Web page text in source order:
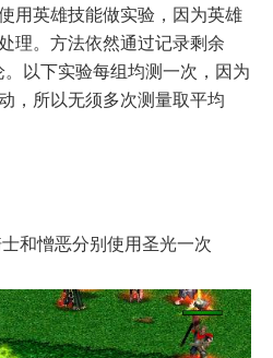
用英雄技能做实验，因为英雄
理。方法依然通过记录剩余
以下实验每组均测一次，因为
，所以无须多次测量取平均
和憎恶分别使用圣光一次